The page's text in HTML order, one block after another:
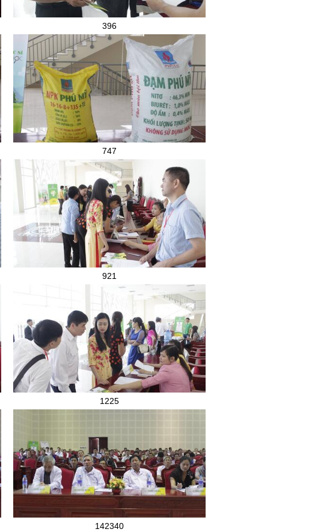
396
747
921
1225
142340